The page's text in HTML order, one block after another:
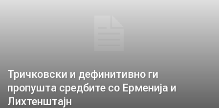
Тричковски и дефинитивно ги
пропушта средбите со Ерменија и
Лихтенштајн